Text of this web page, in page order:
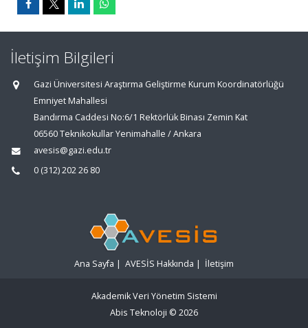
İletişim Bilgileri
Gazi Üniversitesi Araştırma Geliştirme Kurum Koordinatörlüğü
Emniyet Mahallesi
Bandırma Caddesi No:6/1 Rektörlük Binası Zemin Kat
06560 Teknikokullar Yenimahalle / Ankara
avesis@gazi.edu.tr
0 (312) 202 26 80
Ana Sayfa | AVESİS Hakkında | İletişim
Akademik Veri Yönetim Sistemi
Abis Teknoloji © 2026